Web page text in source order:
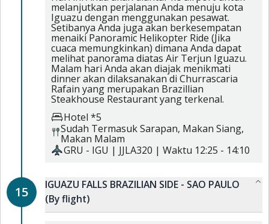
melanjutkan perjalanan Anda menuju kota
Iguazu dengan menggunakan pesawat.
Setibanya Anda juga akan berkesempatan
menaiki Panoramic Helikopter Ride (Jika
cuaca memungkinkan) dimana Anda dapat
melihat panorama diatas Air Terjun Iguazu.
Malam hari Anda akan diajak menikmati
dinner akan dilaksanakan di Churrascaria
Rafain yang merupakan Brazillian
Steakhouse Restaurant yang terkenal.
Hotel *5
Sudah TermasukSarapan, Makan Siang,
Makan Malam
GRU - IGU | JJLA320 | Waktu 12:25 - 14:10
15
IGUAZU FALLS BRAZILIAN SIDE - SAO PAULO
(By flight)